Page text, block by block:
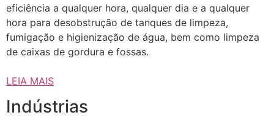
eficiência a qualquer hora, qualquer dia e a qualquer
hora para desobstrução de tanques de limpeza,
fumigação e higienização de água, bem como limpeza
de caixas de gordura e fossas.
LEIA MAIS
Indústrias